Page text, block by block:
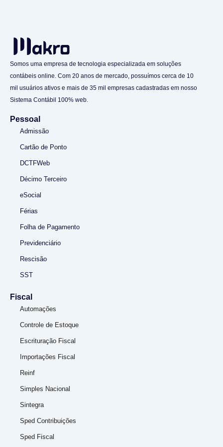
Somos uma empresa de tecnologia especializada em soluções
contábeis online. Com 20 anos de mercado, possuímos cerca de 10
mil usuários ativos e mais de 35 mil empresas cadastradas em nosso
Sistema Contábil 100% web.
Pessoal
Admissão
Cartão de Ponto
DCTFWeb
Décimo Terceiro
eSocial
Férias
Folha de Pagamento
Previdenciário
Rescisão
SST
Fiscal
Automações
Controle de Estoque
Escrituração Fiscal
Importações Fiscal
Reinf
Simples Nacional
Sintegra
Sped Contribuições
Sped Fiscal